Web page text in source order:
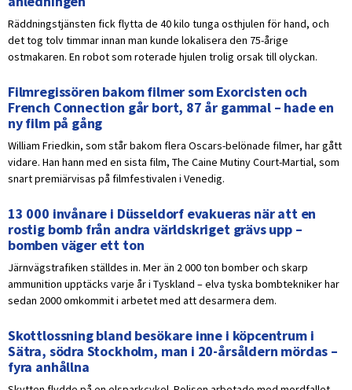
Räddningstjänsten fick flytta de 40 kilo tunga osthjulen för hand, och
det tog tolv timmar innan man kunde lokalisera den 75-årige
ostmakaren. En robot som roterade hjulen trolig orsak till olyckan.
Filmregissören bakom filmer som Exorcisten och
French Connection går bort, 87 år gammal – hade en
ny film på gång
William Friedkin, som står bakom flera Oscars-belönade filmer, har gått
vidare. Han hann med en sista film, The Caine Mutiny Court-Martial, som
snart premiärvisas på filmfestivalen i Venedig.
13 000 invånare i Düsseldorf evakueras när att en
rostig bomb från andra världskriget grävs upp –
bomben väger ett ton
Järnvägstrafiken ställdes in. Mer än 2 000 ton bomber och skarp
ammunition upptäcks varje år i Tyskland – elva tyska bombtekniker har
sedan 2000 omkommit i arbetet med att desarmera dem.
Skottlossning bland besökare inne i köpcentrum i
Sätra, södra Stockholm, man i 20-årsåldern mördas –
fyra anhållna